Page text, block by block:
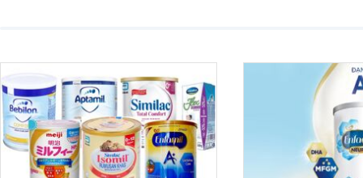
thể gì, hãy cùng
hiểu ngay trong bài